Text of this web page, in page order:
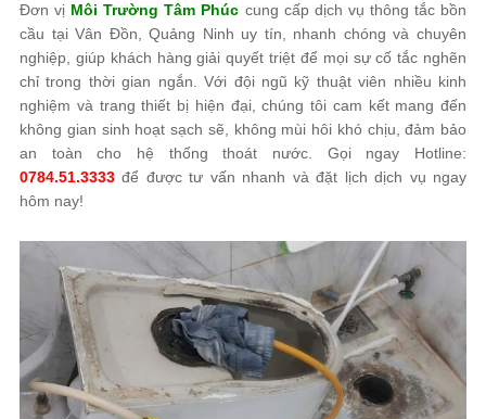
Đơn vị Môi Trường Tâm Phúc cung cấp dịch vụ thông tắc bồn
cầu tại Vân Đồn, Quảng Ninh uy tín, nhanh chóng và chuyên
nghiệp, giúp khách hàng giải quyết triệt để mọi sự cố tắc nghẽn
chỉ trong thời gian ngắn. Với đội ngũ kỹ thuật viên nhiều kinh
nghiệm và trang thiết bị hiện đại, chúng tôi cam kết mang đến
không gian sinh hoạt sạch sẽ, không mùi hôi khó chịu, đảm bảo
an toàn cho hệ thống thoát nước. Gọi ngay Hotline:
0784.51.3333 để được tư vấn nhanh và đặt lịch dịch vụ ngay
hôm nay!